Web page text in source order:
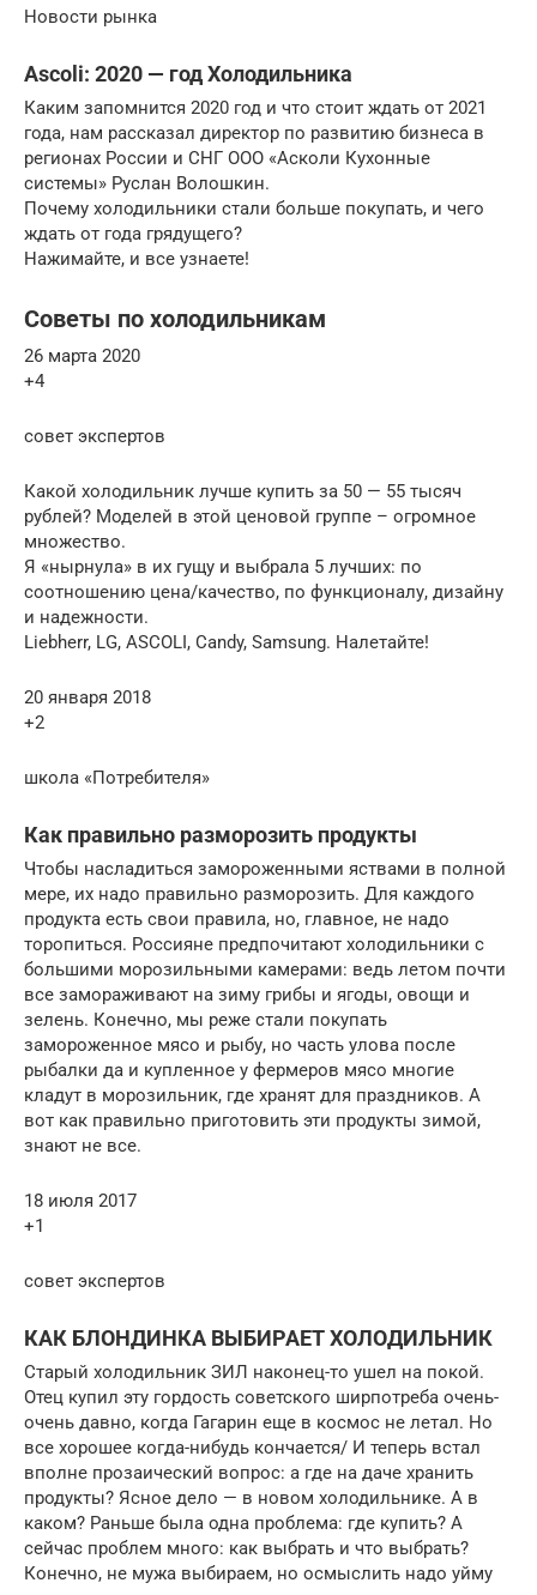
Новости рынка
Ascoli: 2020 — год Холодильника
Каким запомнится 2020 год и что стоит ждать от 2021
года, нам рассказал директор по развитию бизнеса в
регионах России и СНГ ООО «Асколи Кухонные
системы» Руслан Волошкин.
Почему холодильники стали больше покупать, и чего
ждать от года грядущего?
Нажимайте, и все узнаете!
Советы по холодильникам
26 марта 2020
+4
совет экспертов
Какой холодильник лучше купить за 50 — 55 тысяч
рублей? Моделей в этой ценовой группе – огромное
множество.
Я «нырнула» в их гущу и выбрала 5 лучших: по
соотношению цена/качество, по функционалу, дизайну
и надежности.
Liebherr, LG, ASCOLI, Candy, Samsung. Налетайте!
20 января 2018
+2
школа «Потребителя»
Как правильно разморозить продукты
Чтобы насладиться замороженными яствами в полной
мере, их надо правильно разморозить. Для каждого
продукта есть свои правила, но, главное, не надо
торопиться. Россияне предпочитают холодильники с
большими морозильными камерами: ведь летом почти
все замораживают на зиму грибы и ягоды, овощи и
зелень. Конечно, мы реже стали покупать
замороженное мясо и рыбу, но часть улова после
рыбалки да и купленное у фермеров мясо многие
кладут в морозильник, где хранят для праздников. А
вот как правильно приготовить эти продукты зимой,
знают не все.
18 июля 2017
+1
совет экспертов
КАК БЛОНДИНКА ВЫБИРАЕТ ХОЛОДИЛЬНИК
Старый холодильник ЗИЛ наконец-то ушел на покой.
Отец купил эту гордость советского ширпотреба очень-
очень давно, когда Гагарин еще в космос не летал. Но
все хорошее когда-нибудь кончается/ И теперь встал
вполне прозаический вопрос: а где на даче хранить
продукты? Ясное дело — в новом холодильнике. А в
каком? Раньше была одна проблема: где купить? А
сейчас проблем много: как выбрать и что выбрать?
Конечно, не мужа выбираем, но осмыслить надо уйму